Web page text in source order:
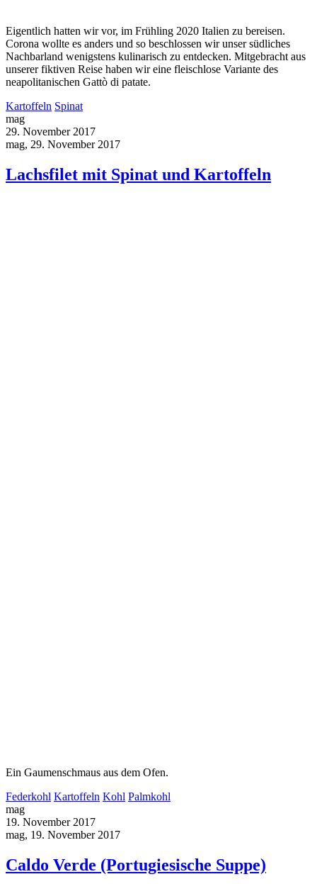
Eigentlich hatten wir vor, im Frühling 2020 Italien zu bereisen.
Corona wollte es anders und so beschlossen wir unser südliches
Nachbarland wenigstens kulinarisch zu entdecken. Mitgebracht aus
unserer fiktiven Reise haben wir eine fleischlose Variante des
neapolitanischen Gattò di patate.
Kartoffeln Spinat
mag
29. November 2017
mag, 29. November 2017
Lachsfilet mit Spinat und Kartoffeln
Ein Gaumenschmaus aus dem Ofen.
Federkohl Kartoffeln Kohl Palmkohl
mag
19. November 2017
mag, 19. November 2017
Caldo Verde (Portugiesische Suppe)